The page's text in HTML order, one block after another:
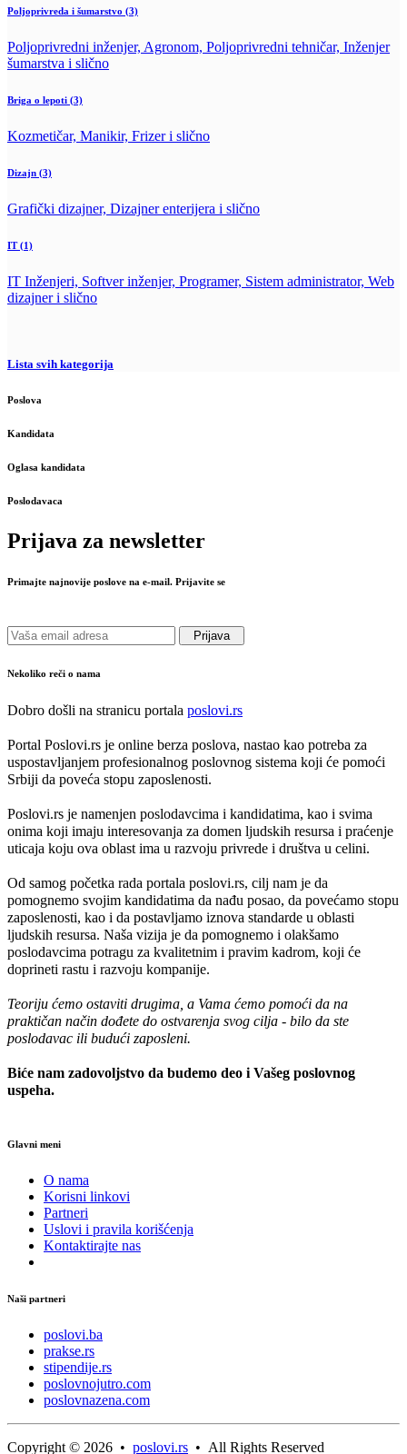
Poljoprivreda i šumarstvo (3)
Poljoprivredni inženjer, Agronom, Poljoprivredni tehničar, Inženjer
šumarstva i slično
Briga o lepoti (3)
Kozmetičar, Manikir, Frizer i slično
Dizajn (3)
Grafički dizajner, Dizajner enterijera i slično
IT(1)
IT Inženjeri, Softver inženjer, Programer, Sistem administrator, Web
dizajner i slično
Lista svih kategorija
Poslova
Kandidata
Oglasa kandidata
Poslodavaca
Prijava za newsletter
Primajte najnovije poslove na e-mail. Prijavite se
Prijava
Nekoliko reči o nama
Dobro došli na stranicu portala poslovi.rs
Portal Poslovi.rs je online berza poslova, nastao kao potreba za
uspostavljanjem profesionalnog poslovnog sistema koji će pomoći
Srbiji da poveća stopu zaposlenosti.
Poslovi.rs je namenjen poslodavcima i kandidatima, kao i svima
onima koji imaju interesovanja za domen ljudskih resursa i praćenje
uticaja koju ova oblast ima u razvoju privrede i društva u celini.
Od samog početka rada portala poslovi.rs, cilj nam je da
pomognemo svojim kandidatima da nađu posao, da povećamo stopu
zaposlenosti, kao i da postavljamo iznova standarde u oblasti
ljudskih resursa. Naša vizija je da pomognemo i olakšamo
poslodavcima potragu za kvalitetnim i pravim kadrom, koji će
doprineti rastu i razvoju kompanije.
Teoriju ćemo ostaviti drugima, a Vama ćemo pomoći da na
praktičan način dođete do ostvarenja svog cilja - bilo da ste
poslodavac ili budući zaposleni.
Biće nam zadovoljstvo da budemo deo i Vašeg poslovnog
uspeha.
Glavni meni
O nama
Korisni linkovi
Partneri
Uslovi i pravila korišćenja
Kontaktirajte nas
Naši partneri
poslovi.ba
prakse.rs
stipendije.rs
poslovnojutro.com
poslovnazena.com
Copyright © 2026 • poslovi.rs • All Rights Reserved